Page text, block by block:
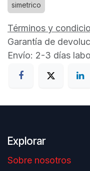
simetrico
Términos y
Garantía de
Envío: 2-3 días
Explorar
Sobre nosotros